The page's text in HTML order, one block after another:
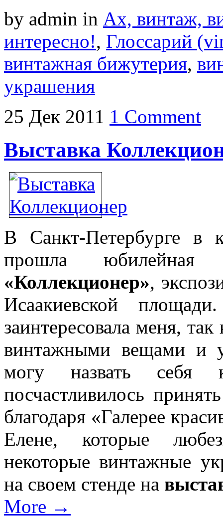
by admin in Ах, винтаж,
интересно!, Глоссарий
винтажная бижутерия,
украшения
25 Дек 2011 1 Comment
Выставка
В Санкт-Петербурге в
прошла юбилейная
«Коллекционер»,
Исаакиевской
заинтересовала меня,
винтажными вещами и
могу назвать
посчастливилось
благодаря «Галерее
Елене, которые
некоторые винтажные
на своем стенде на
More →